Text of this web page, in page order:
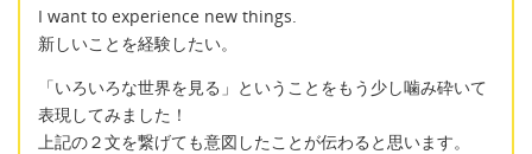
I want to experience new things.
新しいことを経験したい。
「いろいろな世界を見る」ということをもう少し噛み砕いて
表現してみました！
上記の２文を繋げても意図したことが伝わると思います。